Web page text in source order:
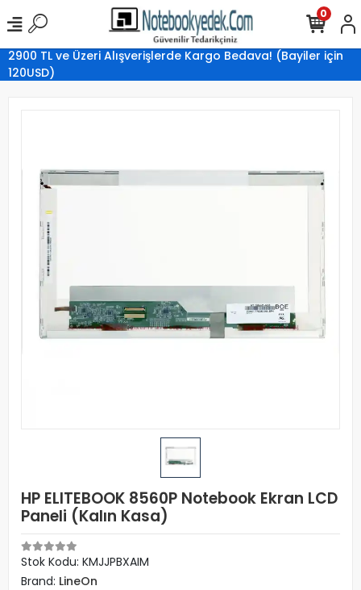
2900 TL ve Üzeri Alışverişlerde Kargo Bedava! (Bayiler için
120USD)
0
HP ELITEBOOK 8560P Notebook Ekran LCD
Paneli (Kalın Kasa)
Stok Kodu: KMJJPBXAIM
Brand: LineOn